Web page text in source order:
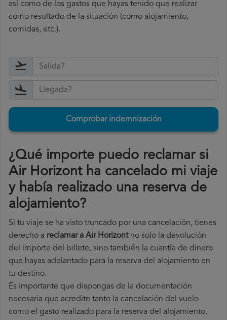
así como de los gastos que hayas tenido que realizar
como resultado de la situación (como alojamiento,
comidas, etc.).
Comprobar indemnización
¿Qué importe puedo reclamar si
Air Horizont ha cancelado mi viaje
y había realizado una reserva de
alojamiento?
Si tu viaje se ha visto truncado por una cancelación, tienes
derecho a reclamar a Air Horizontno solo la devolución
del importe del billete, sino también la cuantía de dinero
que hayas adelantado para la reserva del alojamiento en
tu destino.
Es importante que dispongas de la documentación
necesaria que acredite tanto la cancelación del vuelo
como el gasto realizado para la reserva del alojamiento.